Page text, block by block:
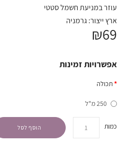
עוזר במניעת חשמל סטטי
ארץ ייצור: גרמניה
₪69
אפשרויות זמינות
תכולה
250 מ"ל
כמות הוסף לסל